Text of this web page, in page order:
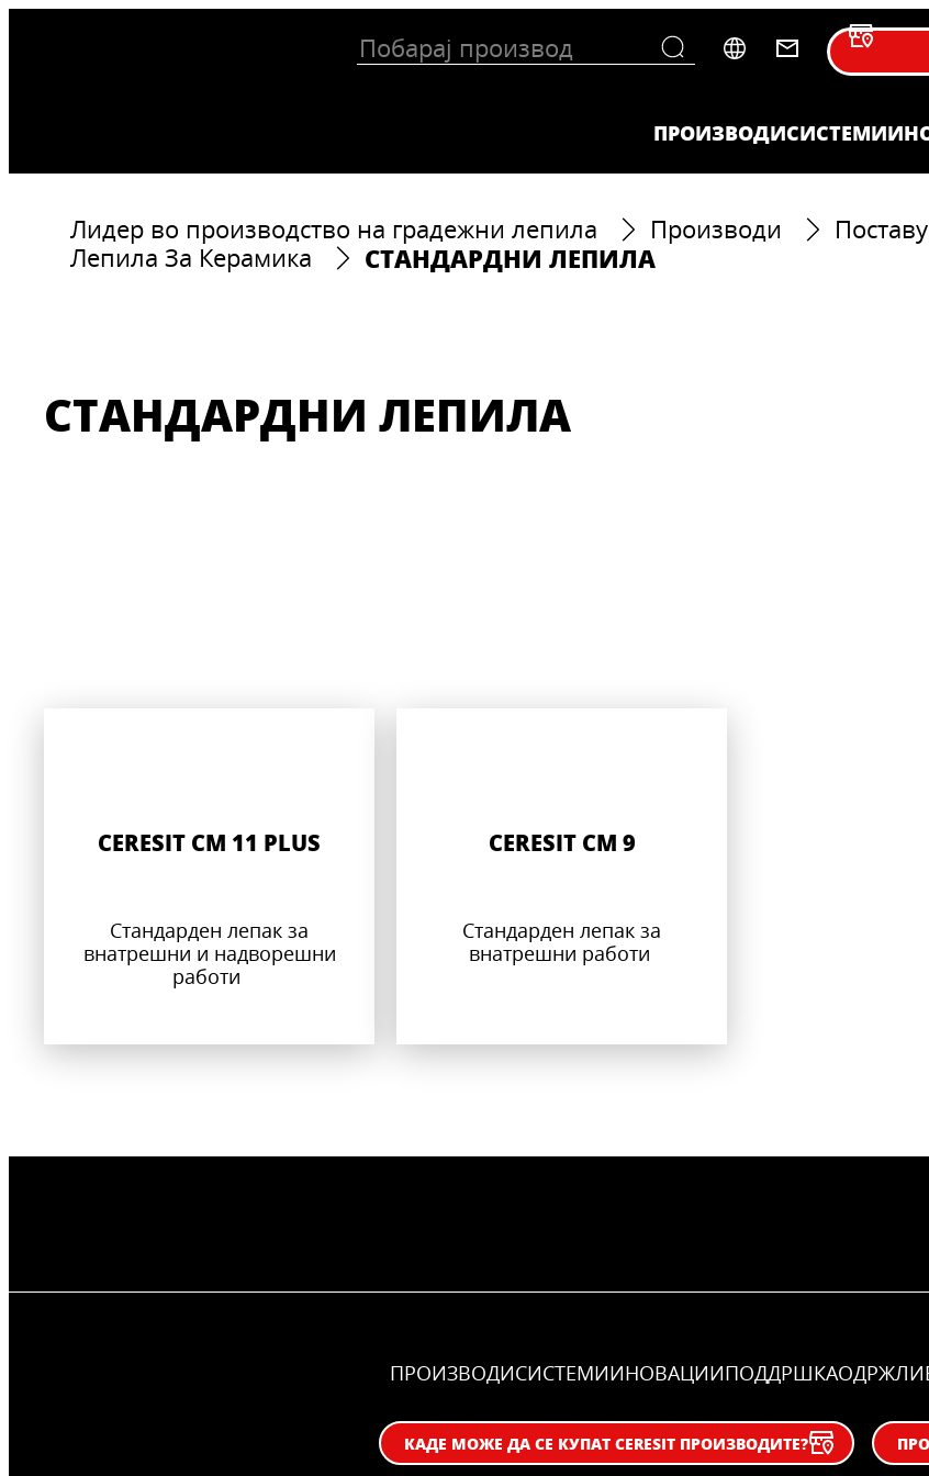
ПРОИЗВОДИСИСТЕМИ
Лидер во производство на градежни лепила Производи
Лепила За Керамика
СТАНДАРДНИ ЛЕПИЛА
СТАНДАРДНИ ЛЕПИЛА
CERESIT CM 11 PLUS
Стандарден лепак за
внатрешни и надворешни
работи
CERESIT CM 9
Стандарден лепак за
внатрешни работи
ПРОИЗВОДИСИСТЕМИИНОВАЦИИПОДДРШКА
КАДЕ МОЖЕ ДА СЕ КУПАТ CERESIT ПРОИЗВОДИТЕ?